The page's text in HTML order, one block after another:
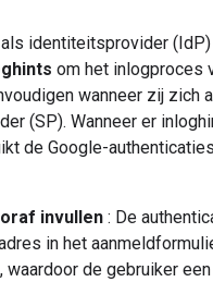
identiteitsprovider
om het inlogproces
wanneer zij zich
(SP). Wanneer er
de Google-
invullen : De
in het
waardoor de gebruiker